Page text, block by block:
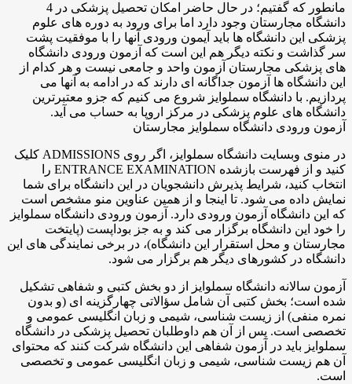
مانطور که گفتیم؛ در حال حاضر امکان تحصیل پزشکی در 4
دانشگاه مجارستان وجود دارد اما برای ورود به دوره های علوم
پزشکی این دانشگاه ها باید آیمون ورودی آنها را با موفقیت پشت
سر گذاشت و نکته دیگر هم این است که آزمون ورودی دانشگاه
های پزشکی مجارستان آزمون واحد و جامعی نیست و هر کدام از
این دانشگاه ها آزمون جداگانه ای دارند که در ادامه به آنها می
پردازیم. با دانشگاه سملوایز شروع می کنیم که جزو معتبرترین
دانشگاه های علوم پزشکی در مرکز اروپا به حساب می آید.
آزمون ورودی دانشگاه سملوایز مجارستان
در منوی وبسایت دانشگاه سملوایز، اگر روی ADMISSIONS کلیک
کنید و از فهرست بازشده ENTRANCE EXAMINATION را
انتخاب کنید، شرایط پذیرش دانشجویان در این دانشگاه برای شما
نمایش داده می شود. تا اینجا و از همین عناوین منو مشخص است
که این دانشگاه آزمون ورودی دارد. آزمون ورودی دانشگاه سملوایز
را خود این دانشگاه برگزار می کند و به جز بوداپست (پایتخت
مجارستان و محل استقرار این دانشگاه)، در برخی نمایندگی های این
دانشگاه در کشورهای دیگر هم برگزار می شود.
آزمون سالانه دانشگاه سملوایز از دو بخش کتبی و شفاهی تشکیل
شده است؛ بخش کتبی آن شامل سؤالاتی چهارگزینه ای (و بدون
نمره منفی) از زیست ‌شناسی، شیمی و زبان انگلیسی عمومی و
تخصصی است. پس از آن هم داوطلبان تحصیل پزشکی در دانشگاه
سملوایز باید در آزمون شفاهی این دانشگاه شرکت کنند که محتوای
آن هم زیست ‌شناسی، شیمی و زبان انگلیسی عمومی و تخصصی
است.